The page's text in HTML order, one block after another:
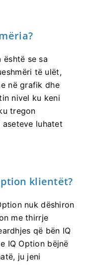
është se sa
të ulët,
në grafik dhe
nivel ku keni
tregon
luhatet
klientët?
nuk dëshiron
me thirrje
që bën IQ
IQ Option bëjnë
ju jeni